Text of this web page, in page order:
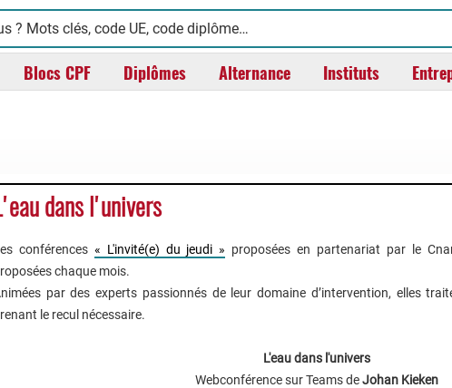
Blocs CPF Diplômes Alternance Instituts
dans l'univers
conférences « L'invité(e) du jeudi » proposées en partenariat par le
chaque mois.
par des experts passionnés de leur domaine d’intervention, elles
le recul nécessaire.
L'eau dans l'univers
Webconférence sur Teams deJohan Kieken